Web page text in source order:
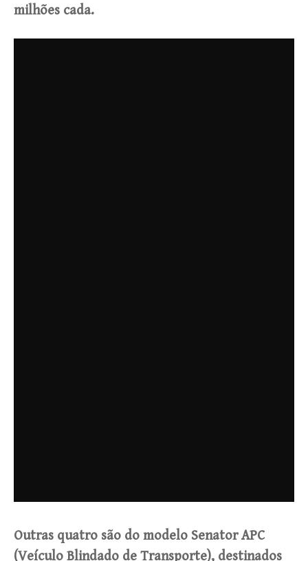
milhões cada.
Outras quatro são do modelo Senator APC
(Veículo Blindado de Transporte), destinados